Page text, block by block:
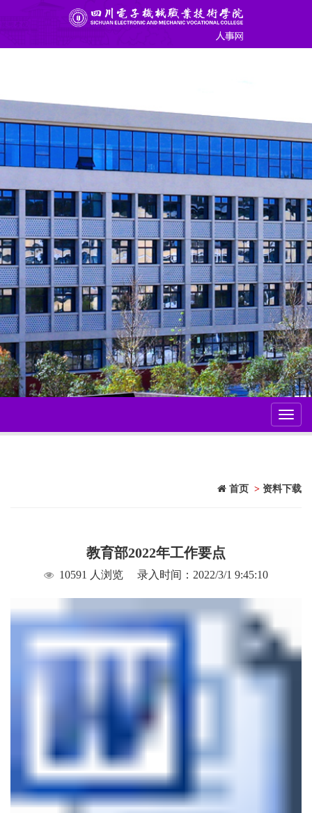
首页 > 资料下载
教育部2022年工作要点
10591 人浏览 录入时间：2022/3/1 9:45:10